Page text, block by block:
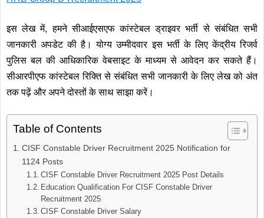
इस लेख में, हमने सीआईएसएफ कांस्टेबल ड्राइवर भर्ती से संबंधित सभी
जानकारी अपडेट की है। योग्य उम्मीदवार इस भर्ती के लिए केंद्रीय रिजर्व
पुलिस बल की आधिकारिक वेबसाइट के माध्यम से आवेदन कर सकते हैं।
सीआरपीएफ कांस्टेबल रिक्ति से संबंधित सभी जानकारी के लिए लेख को अंत
तक पढ़ें और अपने दोस्तों के साथ साझा करें।
Table of Contents
CISF Constable Driver Recruitment 2025 Notification for
1124 Posts
CISF Constable Driver Recruitment 2025 Post Details
Education Qualification For CISF Constable Driver
Recruitment 2025
CISF Constable Driver Salary